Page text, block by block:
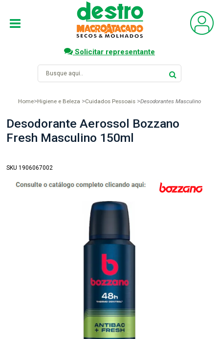
Solicitar representante
Home Higiene e Beleza Cuidados Pessoais Desodorantes Masculino
Desodorante Aerossol Bozzano
Fresh Masculino 150ml
SKU 1906067002